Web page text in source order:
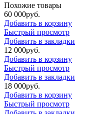
Похожие товары
60 000руб.
Добавить в корзину
Быстрый просмотр
Добавить в закладки
12 000руб.
Добавить в корзину
Быстрый просмотр
Добавить в закладки
18 000руб.
Добавить в корзину
Быстрый просмотр